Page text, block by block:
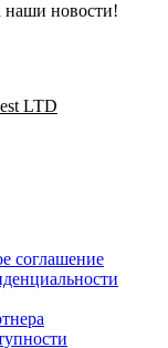
новости!
LTD
соглашение